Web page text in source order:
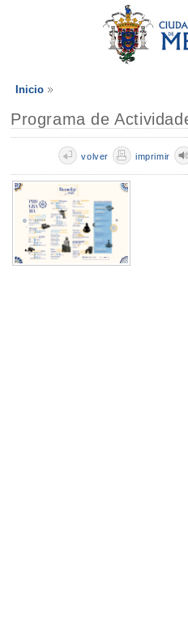
Inicio
Programa de
imprimir
volver